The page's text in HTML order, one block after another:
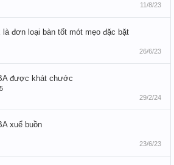
11/8/23
là đơn loại bàn tốt mót mẹo đặc bặt
26/6/23
được khát chước
29/2/24
xuể buồn
23/6/23